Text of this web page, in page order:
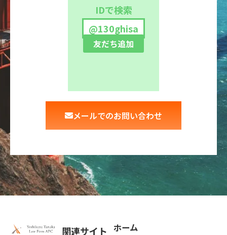
IDで検索
@130ghisa
友だち追加
メールでのお問い合わせ
関連サイト ホーム